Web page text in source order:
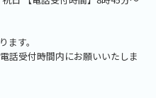
す。
話受付時間内にお願いいたしま